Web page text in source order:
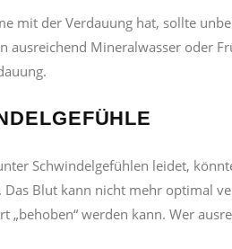
mit der Verdauung hat, sollte
ausreichend Mineralwasser oder
Schwindelgefühlen leidet,
Blut kann nicht mehr optimal
„behoben“ werden kann. Wer